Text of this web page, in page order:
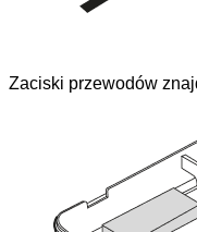
Zaciski przewodów